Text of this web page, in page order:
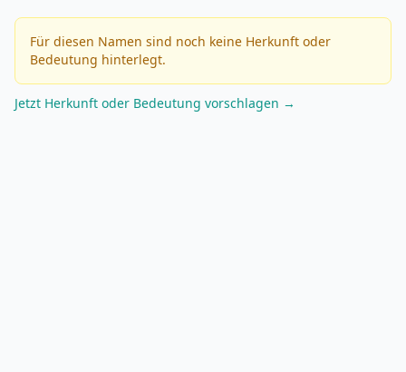
Für diesen Namen sind noch keine Herkunft oder
Bedeutung hinterlegt.
Jetzt Herkunft oder Bedeutung vorschlagen →